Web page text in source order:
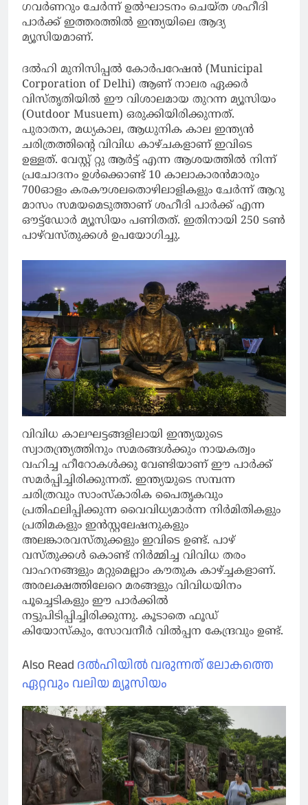
ഗവര്‍ണറും ചേര്‍ന്ന് ഉല്‍ഘാടനം ചെയ്ത ശഹീദി
പാര്‍ക്ക് ഇത്തരത്തില്‍ ഇന്ത്യയിലെ ആദ്യ
മ്യൂസിയമാണ്.
ദല്‍ഹി മുനിസിപ്പല്‍ കോര്‍പറേഷന്‍ (Municipal
Corporation of Delhi) ആണ് നാലര ഏക്കര്‍
വിസ്തൃതിയില്‍ ഈ വിശാലമായ തുറന്ന മ്യൂസിയം
(Outdoor Musuem) ഒരുക്കിയിരിക്കുന്നത്.
പുരാതന, മധ്യകാല, ആധുനിക കാല ഇന്ത്യന്‍
ചരിത്രത്തിന്റെ വിവിധ കാഴ്ചകളാണ് ഇവിടെ
ഉള്ളത്. വേസ്റ്റ് റ്റു ആര്‍ട്ട് എന്ന ആശയത്തില്‍ നിന്ന്
പ്രചോദനം ഉള്‍ക്കൊണ്ട് 10 കാലാകാരന്‍മാരും
700ഓളം കരകൗശലതൊഴിലാളികളും ചേര്‍ന്ന് ആറു
മാസം സമയമെടുത്താണ് ശഹീദി പാര്‍ക്ക് എന്ന
ഔട്ട്‌ഡോര്‍ മ്യൂസിയം പണിതത്. ഇതിനായി 250 ടണ്‍
പാഴ്‌വസ്തുക്കള്‍ ഉപയോഗിച്ചു.
വിവിധ കാലഘട്ടങ്ങളിലായി ഇന്ത്യയുടെ
സ്വാതന്ത്ര്യത്തിനും സമരങ്ങള്‍ക്കും നായകത്വം
വഹിച്ച ഹീറോകള്‍ക്കു വേണ്ടിയാണ് ഈ പാര്‍ക്ക്
സമര്‍പ്പിച്ചിരിക്കുന്നത്. ഇന്ത്യയുടെ സമ്പന്ന
ചരിത്രവും സാംസ്‌കാരിക പൈതൃകവും
പ്രതിഫലിപ്പിക്കുന്ന വൈവിധ്യമാര്‍ന്ന നിര്‍മിതികളും
പ്രതിമകളും ഇന്‍സ്റ്റലേഷനുകളും
അലങ്കാരവസ്തുക്കളും ഇവിടെ ഉണ്ട്. പാഴ്
വസ്തുക്കള്‍ കൊണ്ട് നിര്‍മ്മിച്ച വിവിധ തരം
വാഹനങ്ങളും മറ്റുമെല്ലാം കൗതുക കാഴ്ച്ചകളാണ്.
അരലക്ഷത്തിലേറെ മരങ്ങളും വിവിധയിനം
പൂച്ചെടികളും ഈ പാര്‍ക്കില്‍
നട്ടുപിടിപ്പിച്ചിരിക്കുന്നു. കൂടാതെ ഫൂഡ്
കിയോസ്‌കും, സോവനീര്‍ വില്‍പ്പന കേന്ദ്രവും ഉണ്ട്.
Also Read ദൽഹിയിൽ വരുന്നത് ലോകത്തെ
ഏറ്റവും വലിയ മ്യൂസിയം